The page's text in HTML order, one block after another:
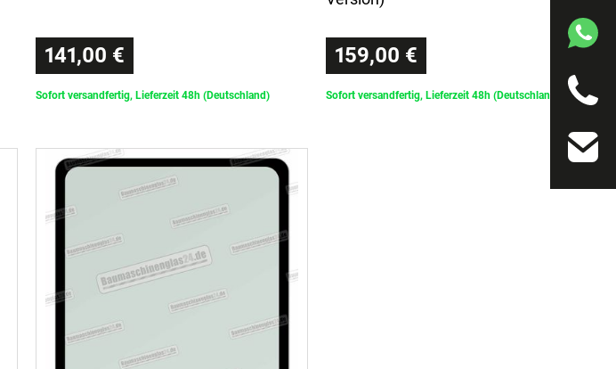
141,00 €
Sofort versandfertig, Lieferzeit 48h (Deutschland)
159,00 €
Sofort versandfertig, Lieferzeit 48h (Deutschland)